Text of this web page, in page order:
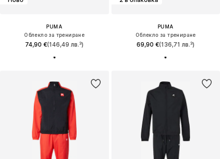
PUMA
Облекло за трениране
74,90 €(146,49 лв.³)
PUMA
Облекло за трениране
69,90 €(136,71 лв.³)